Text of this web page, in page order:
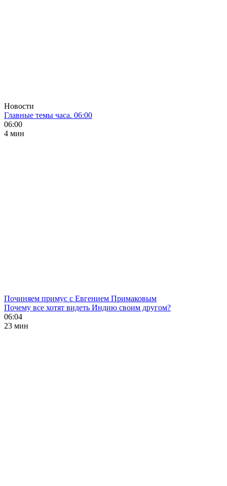
Новости
Главные темы часа. 06:00
06:00
4 мин
Починяем примус с Евгением Примаковым
Почему все хотят видеть Индию своим другом?
06:04
23 мин